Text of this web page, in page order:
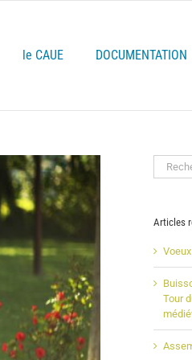
le CAUE DOCUMENTATION
Articles
Tour